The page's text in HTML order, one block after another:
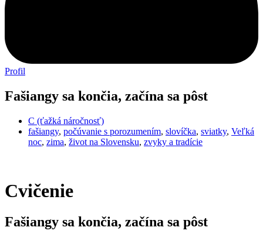
Profil
Fašiangy sa končia, začína sa pôst
C (ťažká náročnosť)
fašiangy, počúvanie s porozumením, slovíčka, sviatky, Veľká
noc, zima, život na Slovensku, zvyky a tradície
Cvičenie
Fašiangy sa končia, začína sa pôst